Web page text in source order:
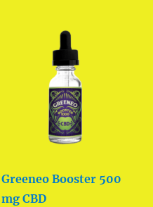
Greeneo Booster 500
mg CBD